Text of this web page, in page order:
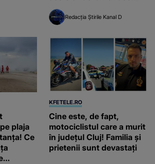
legea, iar zăpada a
acoperit tot
Redacția Știrile Kanal D
plaja
Ce
KFETELE.RO
Cine este, de fapt,
motociclistul care a murit
în județul Cluj! Familia și
prietenii sunt devastați